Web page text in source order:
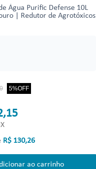
Água Purific Defense 10L
| Redutor de Agrotóxicos
5%OFF
R$ 130,26
ao carrinho